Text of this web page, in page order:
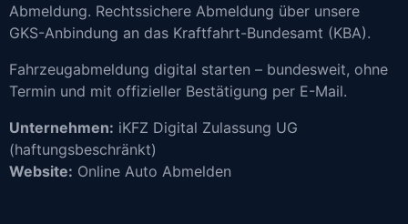
Abmeldung. Rechtssichere Abmeldung über unsere
GKS-Anbindung an das Kraftfahrt-Bundesamt (KBA).
Fahrzeugabmeldung digital starten – bundesweit, ohne
Termin und mit offizieller Bestätigung per E-Mail.
Unternehmen: iKFZ Digital Zulassung UG
(haftungsbeschränkt)
Website: Online Auto Abmelden